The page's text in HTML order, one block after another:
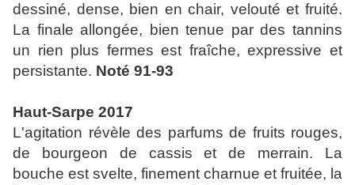
dessiné, dense, bien en chair, velouté et fruité.
La finale allongée, bien tenue par des tannins
un rien plus fermes est fraîche, expressive et
persistante. Noté 91-93
Haut-Sarpe 2017
L'agitation révèle des parfums de fruits rouges,
de bourgeon de cassis et de merrain. La
bouche est svelte, finement charnue et fruitée, la